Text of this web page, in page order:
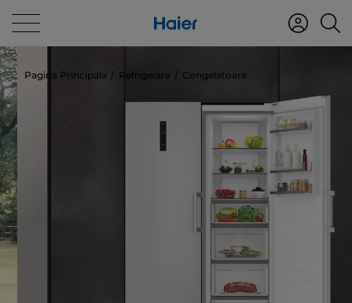
Pagina Principala Refrigerare Congelatoare